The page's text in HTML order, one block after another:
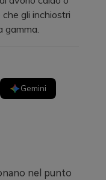
gli inchiostri
gamma.
Gemini
nel punto